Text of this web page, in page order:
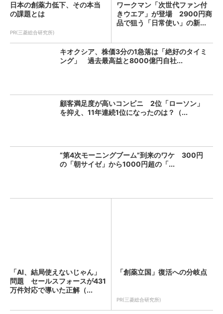
日本の創薬力低下、その本当
の課題とは
PR(三菱総合研究所)
ワークマン「次世代ファン付
きウエア」が登場 2900円商
品で狙う「日常使い」の新...
キオクシア、株価3分の1急落は「絶好のタイミ
ング」 過去最高益と8000億円自社...
顧客満足度が高いコンビニ 2位「ローソン」
を抑え、11年連続1位になったのは？（...
“第4次モーニングブーム”到来のワケ 300円
の「朝サイゼ」から1000円超の「...
「AI、結局使えないじゃん」
問題 セールスフォースが431
万件対応で導いた正解（...
「創薬立国」復活への分岐点
PR(三菱総合研究所)